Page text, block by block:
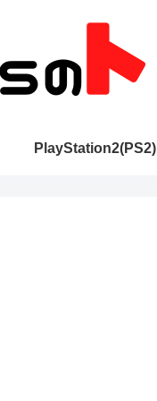
PlayStation2(PS2)